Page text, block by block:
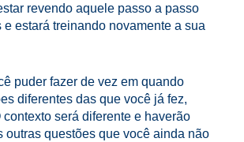
revendo aquele passo a passo
e estará treinando novamente a sua
puder fazer de vez em quando
diferentes das que você já fez,
contexto será diferente e haverão
outras questões que você ainda não